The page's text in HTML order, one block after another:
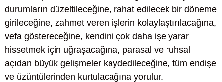
durumların düzeltileceğine, rahat edilecek bir döneme
girileceğine, zahmet veren işlerin kolaylaştırılacağına,
vefa göstereceğine, kendini çok daha işe yarar
hissetmek için uğraşacağına, parasal ve ruhsal
açıdan büyük gelişmeler kaydedileceğine, tüm endişe
ve üzüntülerinden kurtulacağına yorulur.